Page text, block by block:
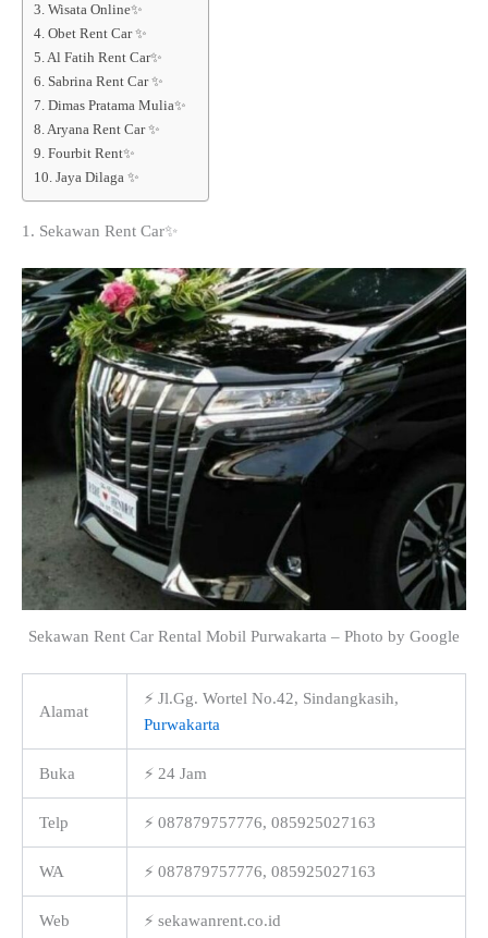
3. Wisata Online✨
4. Obet Rent Car ✨
5. Al Fatih Rent Car✨
6. Sabrina Rent Car ✨
7. Dimas Pratama Mulia✨
8. Aryana Rent Car ✨
9. Fourbit Rent✨
10. Jaya Dilaga ✨
1. Sekawan Rent Car✨
Sekawan Rent Car Rental Mobil Purwakarta – Photo by Google
Alamat
⚡ Jl.Gg. Wortel No.42, Sindangkasih,
Purwakarta
Buka ⚡ 24 Jam
Telp ⚡ 087879757776, 085925027163
WA ⚡ 087879757776, 085925027163
Web ⚡ sekawanrent.co.id